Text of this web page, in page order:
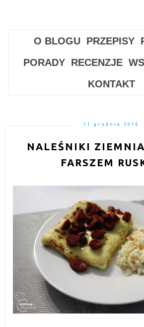
O BLOGU PRZEPISY
PORADY RECENZJE
KONTAKT
11 grudnia 2016
NALEŚNIKI
FARSZEM